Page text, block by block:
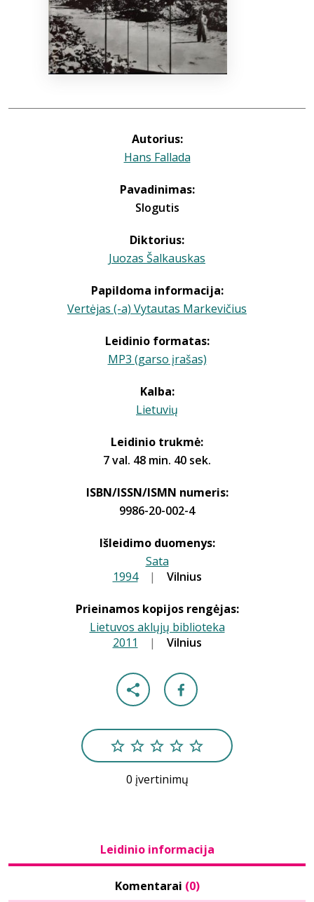
Autorius:
Hans Fallada
Pavadinimas:
Slogutis
Diktorius:
Juozas Šalkauskas
Papildoma informacija:
Vertėjas (-a) Vytautas Markevičius
Leidinio formatas:
MP3 (garso įrašas)
Kalba:
Lietuvių
Leidinio trukmė:
7 val. 48 min. 40 sek.
ISBN/ISSN/ISMN numeris:
9986-20-002-4
Išleidimo duomenys:
Sata
1994 | Vilnius
Prieinamos kopijos rengėjas:
Lietuvos aklųjų biblioteka
2011 | Vilnius
0 įvertinimų
Leidinio informacija
Komentarai (0)